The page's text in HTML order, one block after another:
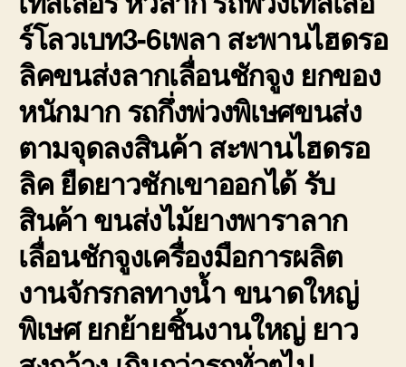
ร์โลวเบท3-6เพลา สะพานไฮดรอ
ลิคขนส่งลากเลื่อนชักจูง ยกของ
หนักมาก รถกึ่งพ่วงพิเษศขนส่ง
ตามจุดลงสินค้า สะพานไฮดรอ
ลิค ยืดยาวชักเขาออกได้ รับ
สินค้า ขนส่งไม้ยางพาราลาก
เลื่อนชักจูงเครื่องมือการผลิต
งานจักรกลทางน้ำ ขนาดใหญ่
พิเษศ ยกย้ายชิ้นงานใหญ่ ยาว